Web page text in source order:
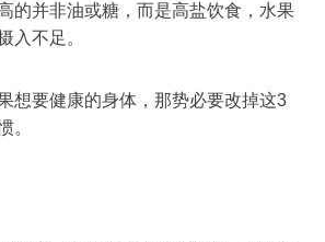
的并非油或糖，而是高盐饮食，水果
入不足。
想要健康的身体，那势必要改掉这3
。